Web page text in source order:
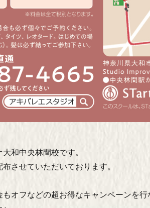
和中央林間校です。
させていただいております。
オフなどの超お得なキャンペーンを行